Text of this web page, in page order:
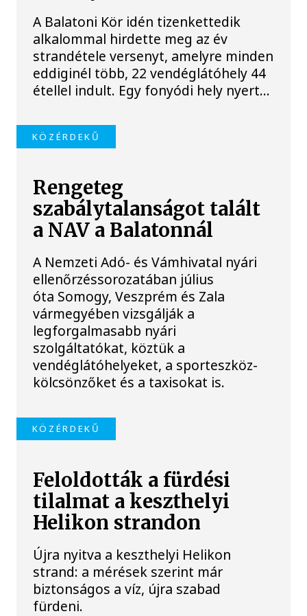
A Balatoni Kör idén tizenkettedik
alkalommal hirdette meg az év
strandétele versenyt, amelyre minden
eddiginél több, 22 vendéglátóhely 44
étellel indult. Egy fonyódi hely nyert...
KÖZÉRDEKŰ
Rengeteg
szabálytalanságot talált
a NAV a Balatonnál
A Nemzeti Adó- és Vámhivatal nyári
ellenőrzéssorozatában július
óta Somogy, Veszprém és Zala
vármegyében vizsgálják a
legforgalmasabb nyári
szolgáltatókat, köztük a
vendéglátóhelyeket, a sporteszköz-
kölcsönzőket és a taxisokat is.
KÖZÉRDEKŰ
Feloldották a fürdési
tilalmat a keszthelyi
Helikon strandon
Újra nyitva a keszthelyi Helikon
strand: a mérések szerint már
biztonságos a víz, újra szabad
fürdeni.